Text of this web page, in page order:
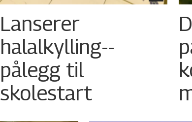
Lanserer
halalkylling-­
pålegg til
skolestart